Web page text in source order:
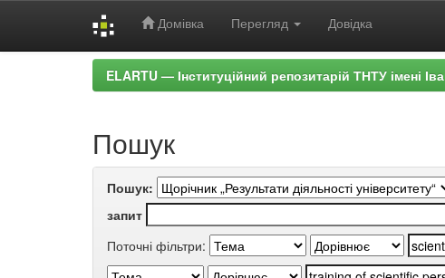
Домівка Перегляд Довідка
ELARTU — Інституційний репозитарій ТНТУ імені
Пошук
Пошук:
запит
Поточні фільтри: